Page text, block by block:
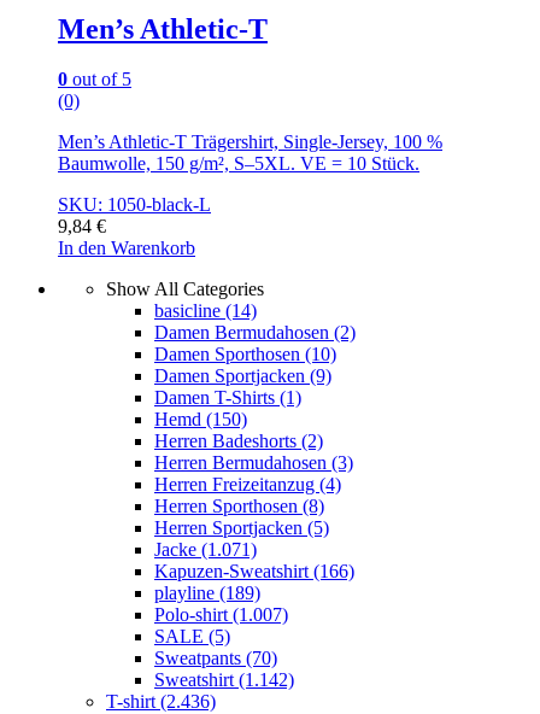
Men’s Athletic-T
0 out of 5
(0)
Men’s Athletic-T Trägershirt, Single-Jersey, 100 %
Baumwolle, 150 g/m², S–5XL. VE = 10 Stück.
SKU: 1050-black-L
9,84 €
In den Warenkorb
Show All Categories
basicline (14)
Damen Bermudahosen (2)
Damen Sporthosen (10)
Damen Sportjacken (9)
Damen T-Shirts (1)
Hemd (150)
Herren Badeshorts (2)
Herren Bermudahosen (3)
Herren Freizeitanzug (4)
Herren Sporthosen (8)
Herren Sportjacken (5)
Jacke (1.071)
Kapuzen-Sweatshirt(166)
playline (189)
Polo-shirt(1.007)
SALE (5)
Sweatpants (70)
Sweatshirt(1.142)
T-shirt(2.436)